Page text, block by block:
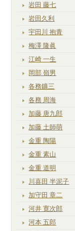
岩田 藤七
岩田久利
宇田川 抱青
梅澤 隆眞
江崎 一生
岡部 嶺男
各務鑛三
各務 周海
加藤 唐九郎
加藤 土師萌
金重 陶陽
金重 素山
金重 道明
川喜田 半泥子
加守田 章二
河井 寛次郎
河本 五郎